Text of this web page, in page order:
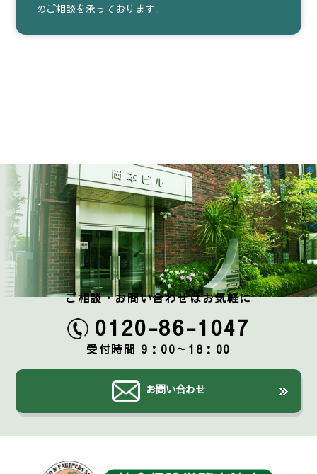
のご相談を承っております。
ご相談・お問い合わせはお気軽に
0120-86-1047
受付時間 9：00～18：00
お問い合わせ